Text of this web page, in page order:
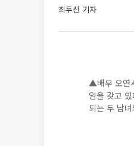
최두선 기자
▲배우 오연
임을 갖고
되는 두 남